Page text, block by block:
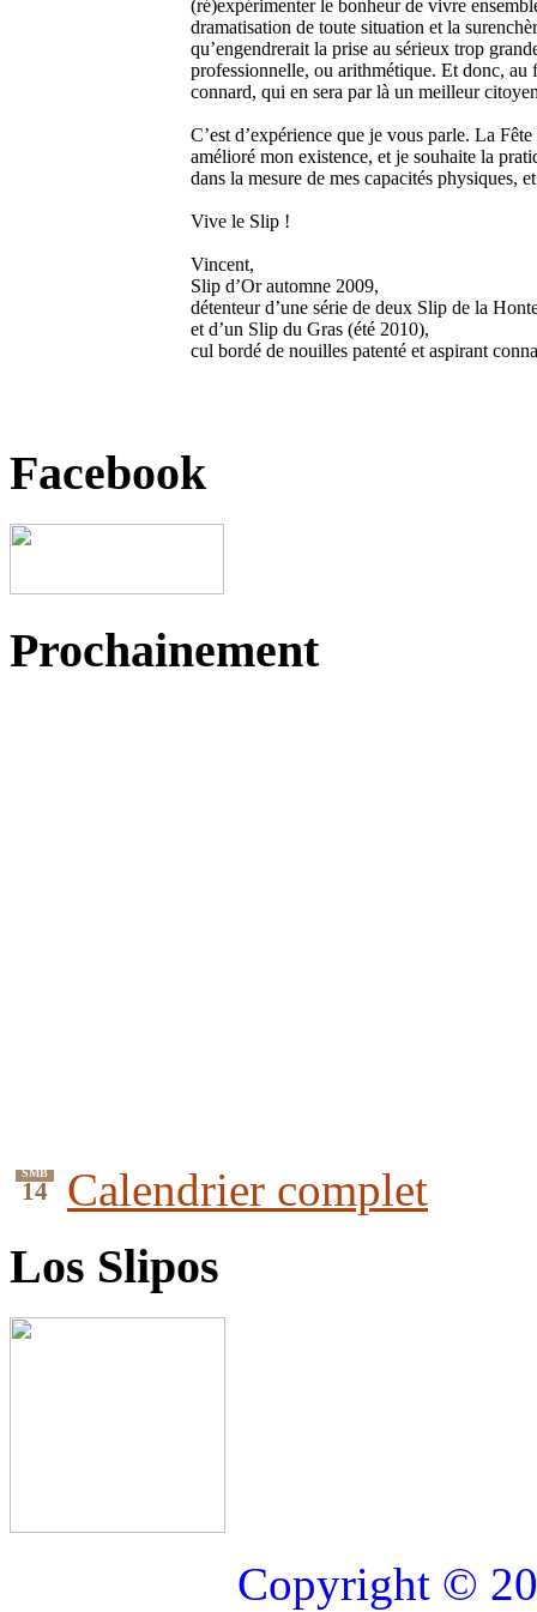
(ré)expérimenter le bonheur de vivre
dramatisation de toute situation et la
qu’engendrerait la prise au sérieux trop
professionnelle, ou arithmétique. Et donc, au
connard, qui en sera par là un meilleur
C’est d’expérience que je vous parle. La
amélioré mon existence, et je souhaite la
dans la mesure de mes capacités physiques,
Vive le Slip !
Vincent,
Slip d’Or automne 2009,
détenteur d’une série de deux Slip de la
et d’un Slip du Gras (été 2010),
cul bordé de nouilles patenté et aspirant
Facebook
Prochainement
SMB
14 Calendrier complet
Los Slipos
Copyright ©